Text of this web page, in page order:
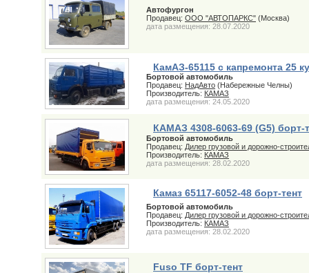
Автофургон
Продавец: ООО "АВТОПАРКС" (Москва)
дата размещения: 28.07.2020
КамАЗ-65115 с капремонта 25
Бортовой автомобиль
Продавец: НадАвто (Набережные Челны)
Производитель: КАМАЗ
дата размещения: 24.05.2020
КАМАЗ 4308-6063-69 (G5) борт-
Бортовой автомобиль
Продавец: Дилер грузовой и дорожно-
Производитель: КАМАЗ
дата размещения: 28.02.2020
Камаз 65117-6052-48 борт-тент
Бортовой автомобиль
Продавец: Дилер грузовой и дорожно-
Производитель: КАМАЗ
дата размещения: 28.02.2020
Fuso TF борт-тент